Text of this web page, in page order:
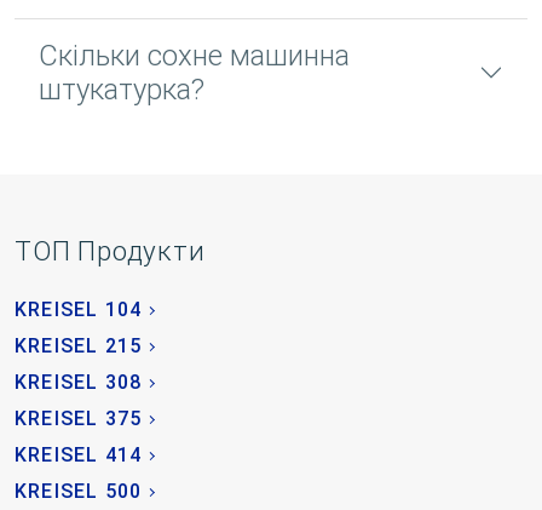
Скільки сохне машинна
штукатурка?
TOП Продукти
KREISEL 104
KREISEL 215
KREISEL 308
KREISEL 375
KREISEL 414
KREISEL 500